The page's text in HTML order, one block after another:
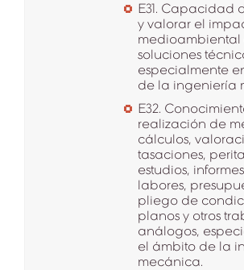
E31. Capacidad
y valorar el
medioambiental
soluciones
especialmente
de la ingeniería
E32.
realización de
cálculos,
tasaciones,
estudios,
labores,
pliego de
planos y otros
análogos,
el ámbito de la
mecánica.